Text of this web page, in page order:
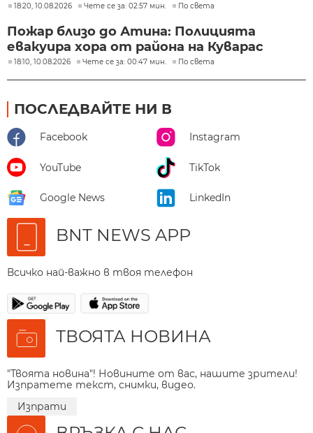
18:20, 10.08.2026 Чете се за: 02:57 мин. По света
Пожар близо до Атина: Полицията
евакуира хора от района на Куварас
18:10, 10.08.2026 Чете се за: 00:47 мин. По света
ПОСЛЕДВАЙТЕ НИ В
Facebook Instagram
YouTube TikTok
Google News LinkedIn
BNT NEWS APP
Всичко най-важно в твоя телефон
ТВОЯТА НОВИНА
"Твоята новина"! Новините от вас, нашите зрители!
Изпратете текст, снимки, видео.
Изпрати